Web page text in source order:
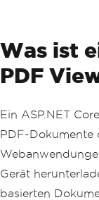
Was ist
PDF
Ein ASP.NET
PDF-Dokumente
Gerät
basierten